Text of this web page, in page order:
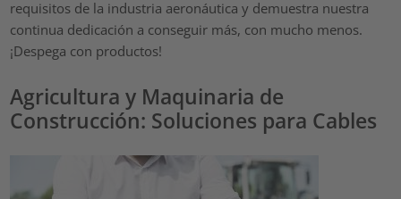
requisitos de la industria aeronáutica y demuestra nuestra
continua dedicación a conseguir más, con mucho menos.
¡Despega con productos!
Agricultura y Maquinaria de
Construcción: Soluciones para Cables